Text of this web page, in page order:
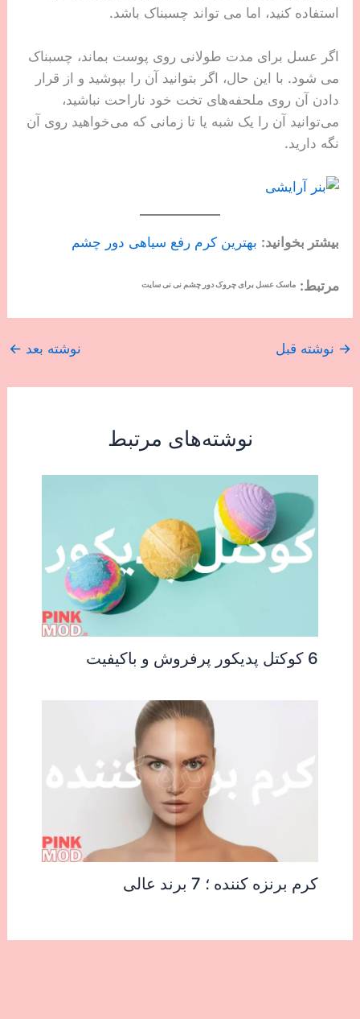
استفاده کنید، اما می تواند چسبناک باشد.
اگر عسل برای مدت طولانی روی پوست بماند، چسبناک
می شود. با این حال، اگر بتوانید آن را بپوشید و از قرار
دادن آن روی ملحفه‌های تخت خود ناراحت نباشید،
می‌توانید آن را یک شبه یا تا زمانی که می‌خواهید روی آن
نگه دارید.
بیشتر بخوانید: بهترین کرم رفع سیاهی دور چشم
مرتبط: ماسک عسل برای چروک دور چشم نی نی سایت
→ نوشته قبل نوشته بعد ←
نوشته‌های مرتبط
6 کوکتل پدیکور پرفروش و باکیفیت
کرم برنزه کننده ؛ 7 برند عالی